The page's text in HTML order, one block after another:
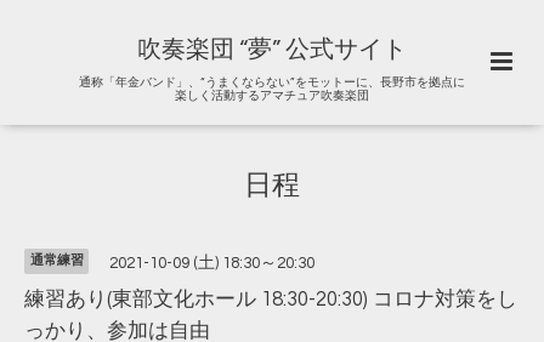
吹奏楽団 “夢” 公式サイト
通称「年金バンド」、“うまくならない”をモットーに、長野市を拠点に
楽しく活動するアマチュア吹奏楽団
日程
通常練習 2021-10-09 (土) 18:30～20:30
練習あり(東部文化ホール 18:30-20:30) コロナ対策をし
っかり、参加は自由